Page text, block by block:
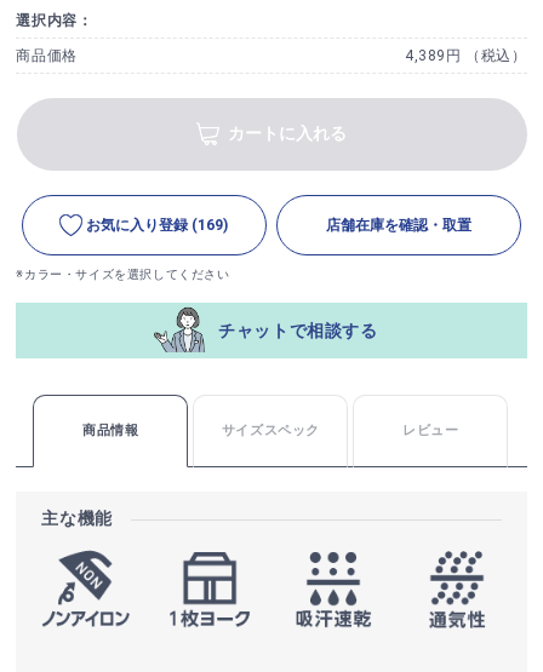
選択内容：
商品価格 4,389円 （税込）
カートに入れる
お気に入り登録 (169) 店舗在庫を確認・取置
※カラー・サイズを選択してください
チャットで相談する
商品情報 サイズスペック レビュー
主な機能